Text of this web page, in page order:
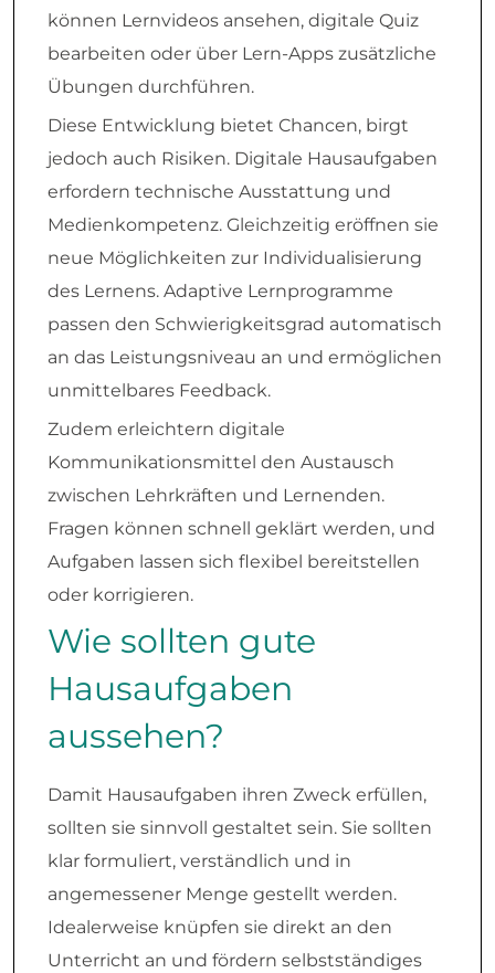
können Lernvideos ansehen, digitale Quiz
bearbeiten oder über Lern-Apps zusätzliche
Übungen durchführen.
Diese Entwicklung bietet Chancen, birgt
jedoch auch Risiken. Digitale Hausaufgaben
erfordern technische Ausstattung und
Medienkompetenz. Gleichzeitig eröffnen sie
neue Möglichkeiten zur Individualisierung
des Lernens. Adaptive Lernprogramme
passen den Schwierigkeitsgrad automatisch
an das Leistungsniveau an und ermöglichen
unmittelbares Feedback.
Zudem erleichtern digitale
Kommunikationsmittel den Austausch
zwischen Lehrkräften und Lernenden.
Fragen können schnell geklärt werden, und
Aufgaben lassen sich flexibel bereitstellen
oder korrigieren.
Wie sollten gute
Hausaufgaben
aussehen?
Damit Hausaufgaben ihren Zweck erfüllen,
sollten sie sinnvoll gestaltet sein. Sie sollten
klar formuliert, verständlich und in
angemessener Menge gestellt werden.
Idealerweise knüpfen sie direkt an den
Unterricht an und fördern selbstständiges